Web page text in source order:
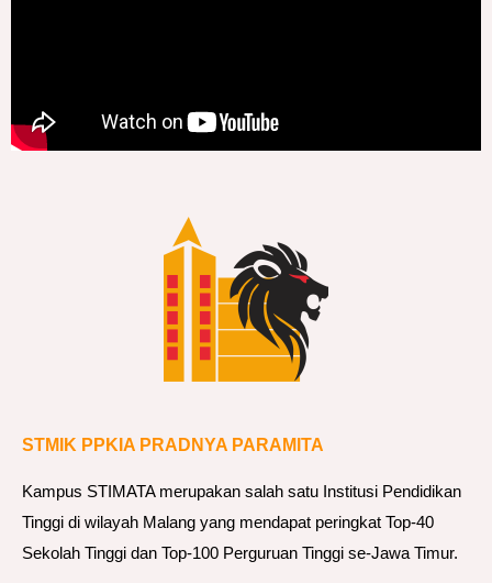
STMIK PPKIA PRADNYA PARAMITA
Kampus STIMATA merupakan salah satu Institusi Pendidikan
Tinggi di wilayah Malang yang mendapat peringkat Top-40
Sekolah Tinggi dan Top-100 Perguruan Tinggi se-Jawa Timur.